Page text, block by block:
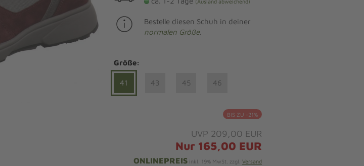
Angebote Outdoorschuhe
Barfußschuhe
Sandaletten
Bestelle diesen Schuh in deiner
normalen Größe.
Größe:
41 43 45 46
BIS ZU -21%
UVP 209,00 EUR
Nur 165,00 EUR
ONLINEPREISinkl. 19% MwSt. zzgl. Versand